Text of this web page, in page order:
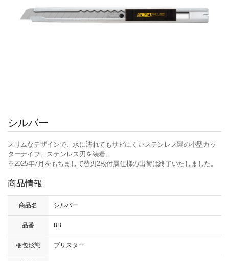
シルバー
スリムなデザインで、水に濡れてもサビにくいステンレス製の小型カッ
ターナイフ。ステンレス刃を装着。
※2025年7月をもちまして替刃2枚付属仕様の出荷は終了いたしました。
商品情報
商品名 シルバー
品番 8B
梱包形態 ブリスター